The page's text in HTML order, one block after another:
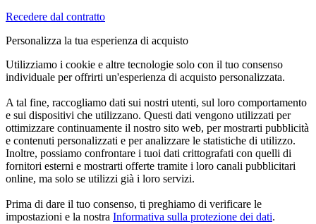
Recedere dal contratto
Personalizza la tua esperienza di acquisto
Utilizziamo i cookie e altre tecnologie solo con il tuo consenso
individuale per offrirti un'esperienza di acquisto personalizzata.
A tal fine, raccogliamo dati sui nostri utenti, sul loro comportamento
e sui dispositivi che utilizzano. Questi dati vengono utilizzati per
ottimizzare continuamente il nostro sito web, per mostrarti pubblicità
e contenuti personalizzati e per analizzare le statistiche di utilizzo.
Inoltre, possiamo confrontare i tuoi dati crittografati con quelli di
fornitori esterni e mostrarti offerte tramite i loro canali pubblicitari
online, ma solo se utilizzi già i loro servizi.
Prima di dare il tuo consenso, ti preghiamo di verificare le
impostazioni e la nostra Informativa sulla protezione dei dati.